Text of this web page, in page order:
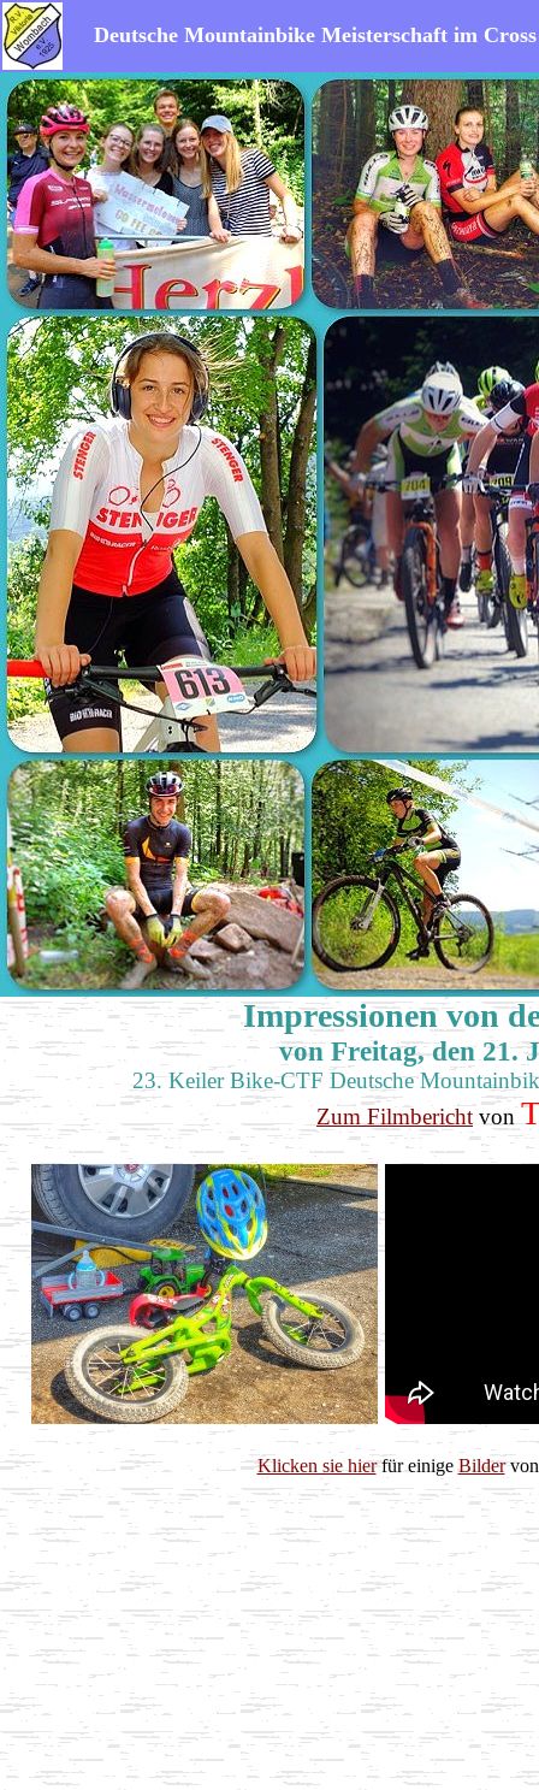
Deutsche Mountainbike Meisterschaft im
Impressionen von
von Freitag, den 21.
23. Keiler Bike-CTF Deutsche
Zum Filmbericht von
Klicken sie hierfür einige Bilder